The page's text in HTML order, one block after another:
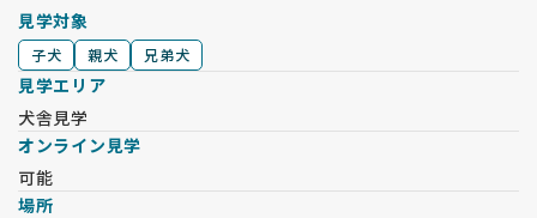
見学対象
子犬 親犬 兄弟犬
見学エリア
犬舎見学
オンライン見学
可能
場所